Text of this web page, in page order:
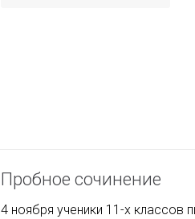
Пробное сочинение
4 ноября ученики 11-х классов